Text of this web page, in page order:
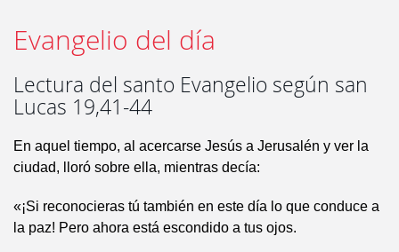
Evangelio del día
Lectura del santo Evangelio según san
Lucas 19,41-44
En aquel tiempo, al acercarse Jesús a Jerusalén y ver la
ciudad, lloró sobre ella, mientras decía:
«¡Si reconocieras tú también en este día lo que conduce a
la paz! Pero ahora está escondido a tus ojos.